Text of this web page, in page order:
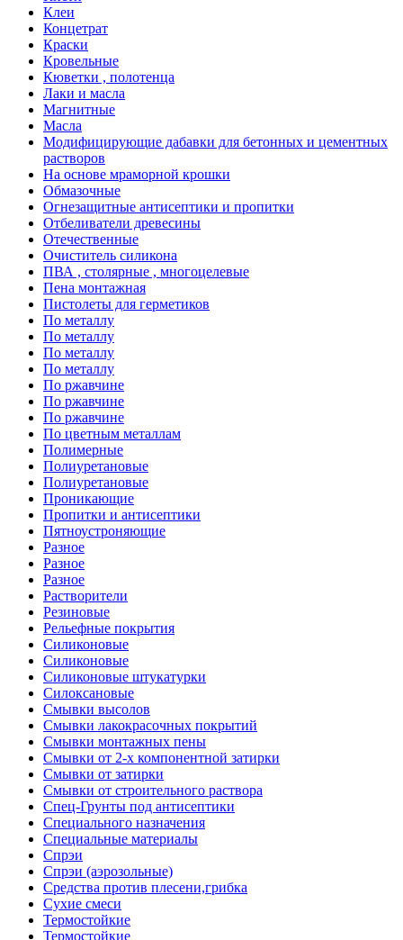
Клеи
Концетрат
Краски
Кровельные
Кюветки , полотенца
Лаки и масла
Магнитные
Масла
Модифицирующие дабавки для бетонных и цементных
растворов
На основе мраморной крошки
Обмазочные
Огнезащитные антисептики и пропитки
Отбеливатели древесины
Отечественные
Очиститель силикона
ПВА , столярные , многоцелевые
Пена монтажная
Пистолеты для герметиков
По металлу
По металлу
По металлу
По металлу
По ржавчине
По ржавчине
По ржавчине
По цветным металлам
Полимерные
Полиуретановые
Полиуретановые
Проникающие
Пропитки и антисептики
Пятноустроняющие
Разное
Разное
Разное
Растворители
Резиновые
Рельефные покрытия
Силиконовые
Силиконовые
Силиконовые штукатурки
Силоксановые
Смывки высолов
Смывки лакокрасочных покрытий
Смывки монтажных пены
Смывки от 2-х компонентной затирки
Смывки от затирки
Смывки от строительного раствора
Спец-Грунты под антисептики
Специального назначения
Специальные материалы
Спрэи
Спрэи (аэрозольные)
Средства против плесени,грибка
Сухие смеси
Термостойкие
Термостойкие